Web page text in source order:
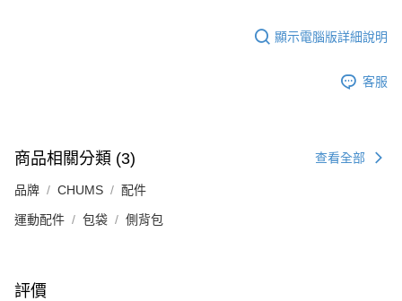
顯示電腦版詳細說明
客服
商品相關分類 (3) 查看全部
品牌 CHUMS 配件
運動配件 包袋 側背包
評價